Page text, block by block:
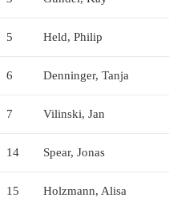
5 Held, Philip
6 Denninger, Tanja
7 Vilinski, Jan
14 Spear, Jonas
15 Holzmann, Alisa